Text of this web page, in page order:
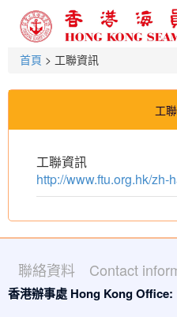
首頁 > 工聯資訊
工
工聯資訊
http://www.ftu.org.hk/zh-
聯絡資料 Contact
香港辦事處 Hong Kong Office: